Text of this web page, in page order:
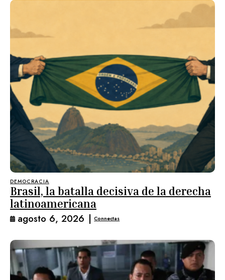
DEMOCRACIA
Brasil, la batalla decisiva de la derecha
latinoamericana
agosto 6, 2026 | Connectas